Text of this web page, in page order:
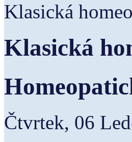
Klasická
Klasická
Čtvrtek, 06